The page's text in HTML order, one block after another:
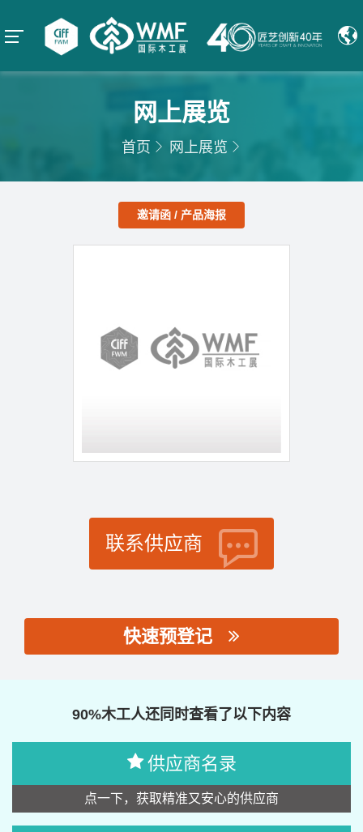
网上展览
首页 网上展览
邀请函 / 产品海报
联系供应商
快速预登记
90%木工人还同时查看了以下内容
供应商名录
点一下，获取精准又安心的供应商